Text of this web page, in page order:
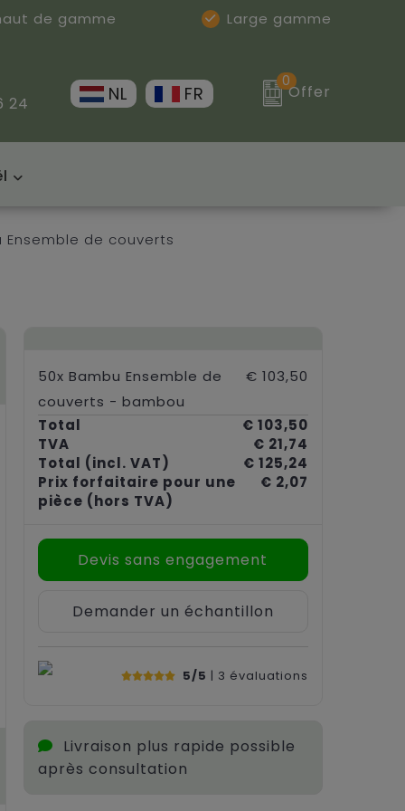
de gamme Large gamme
24 NL FR
0
Offer
Ensemble de couverts
50x Bambu Ensemble de
couverts - bambou
€ 103,50
Total
€ 103,50
TVA
€ 21,74
Total (incl. VAT)
€ 125,24
Prix forfaitaire pour une
pièce (hors TVA)
€ 2,07
Devis sans engagement
Demander un échantillon
5/5 | 3 évaluations
Livraison plus rapide possible
après consultation